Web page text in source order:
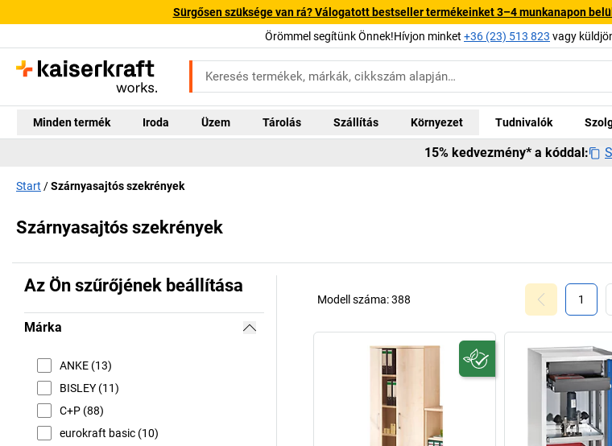
Sürgősen szüksége van rá? Válogatott bestseller termékeinket 3–4 munkanapon
Örömmel segítünk Önnek!Hívjon minket +36 (23) 513 823 vagy
Minden termék Iroda Üzem Tárolás Szállítás Környezet Tudnivalók
15% kedvezmény* a kóddal:
Start Szárnyasajtós szekrények
Szárnyasajtós szekrények
Az Ön szűrőjének beállítása
Márka
ANKE (13)
BISLEY (11)
C+P (88)
eurokraft basic (10)
1
Modell száma:388